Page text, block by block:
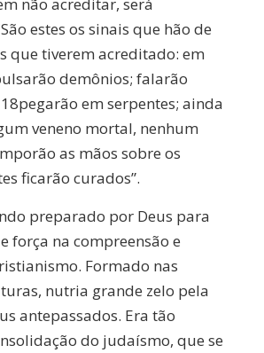
estes os sinais que hão de
que tiverem acreditado: em
demônios; falarão
em serpentes; ainda
veneno mortal, nenhum
as mãos sobre os
ficarão curados”.
preparado por Deus para
força na compreensão e
Formado nas
nutria grande zelo pela
antepassados. Era tão
do judaísmo, que se